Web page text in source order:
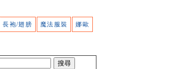
長袍/翅膀 魔法服裝 娜歐